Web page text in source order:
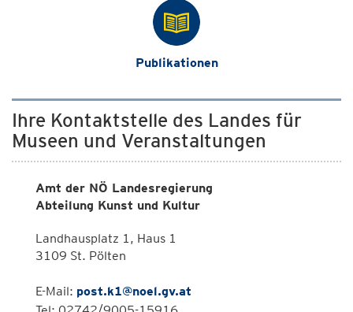
Publikationen
Ihre Kontaktstelle des Landes für
Museen und Veranstaltungen
Amt der NÖ Landesregierung
Abteilung Kunst und Kultur
Landhausplatz 1, Haus 1
3109 St. Pölten
E-Mail: post.k1@noel.gv.at